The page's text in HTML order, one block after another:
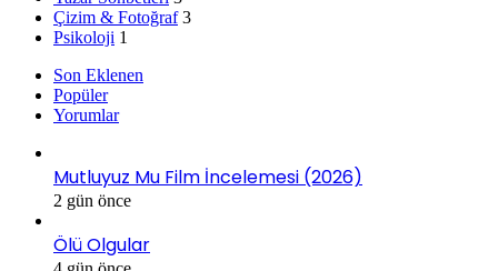
Çizim & Fotoğraf 3
Psikoloji 1
Son Eklenen
Popüler
Yorumlar
Mutluyuz Mu Film İncelemesi (2026)
2 gün önce
Ölü Olgular